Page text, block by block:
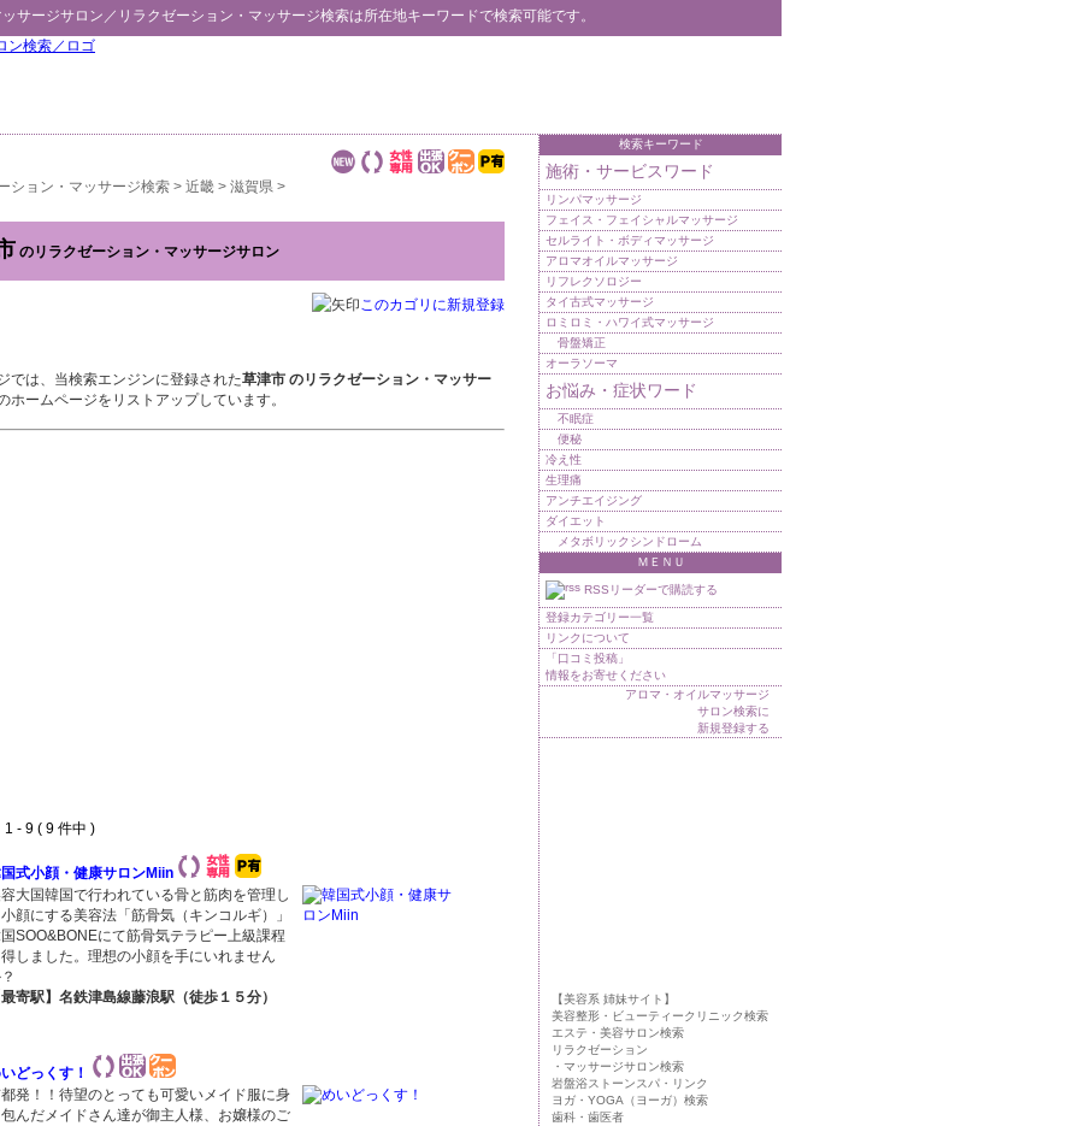
サージサロン／ リラクゼーション・マッサージ検索は所在地キーワードで検索可能です。
ション・マッサージ検索 > 近畿 > 滋賀県 >
のリラクゼーション・マッサージサロン
このカゴリに新規登録
では、当検索エンジンに登録された草津市 のリラクゼーション・マッサー
ホームページをリストアップしています。
9 ( 9 件中 )
式小顔・健康サロンMiin
大国韓国で行われている骨と筋肉を管理し
顔にする美容法「筋骨気（キンコルギ）」
SOO&BONEにて筋骨気テラピー上級課程
しました。理想の小顔を手にいれません
寄駅】名鉄津島線藤浪駅（徒歩１５分）
どっくす！
発！！待望のとっても可愛いメイド服に身
んだメイドさん達が御主人様、お嬢様のご
検索キーワード
施術・サービスワード
リンパマッサージ
フェイス・フェイシャルマッサージ
セルライト・ボディマッサージ
アロマオイルマッサージ
リフレクソロジー
タイ古式マッサージ
ロミロミ・ハワイ式マッサージ
骨盤矯正
オーラソーマ
お悩み・症状ワード
不眠症
便秘
冷え性
生理痛
アンチエイジング
ダイエット
メタボリックシンドローム
ＭＥＮＵ
RSSリーダーで購読する
登録カテゴリー一覧
リンクについて
「口コミ投稿」
情報をお寄せください
アロマ・オイルマッサージ
サロン検索に
新規登録する
【美容系 姉妹サイト】
美容整形・ビューティークリニック検索
エステ・美容サロン検索
リラクゼーション
・マッサージサロン検索
岩盤浴ストーンスパ・リンク
ヨガ・YOGA（ヨーガ）検索
歯科・歯医者